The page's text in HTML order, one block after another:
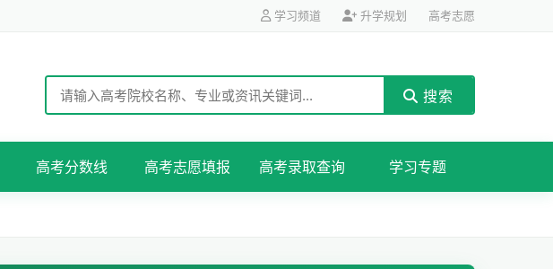
学习频道 升学规划 高考志愿
搜索
高考分数线 高考志愿填报 高考录取查询 学习专题